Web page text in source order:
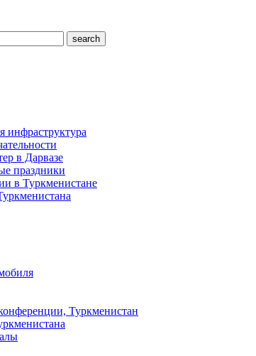
инфраструктура
в Дарвазе
праздники
в Туркменистане
Туркменистан